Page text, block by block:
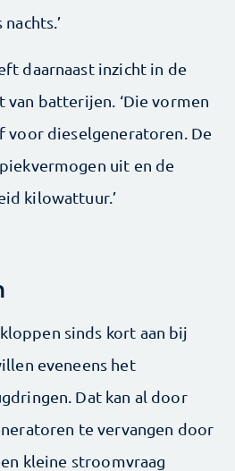
daarnaast inzicht in de
batterijen. ‘Die vormen
voor dieselgeneratoren. De
uit en de
kilowattuur.’
sinds kort aan bij
eveneens het
Dat kan al door
te vervangen door
kleine stroomvraag